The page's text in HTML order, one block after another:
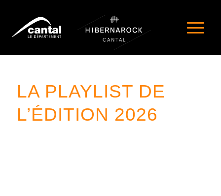
LA PLAYLIST DE
L’ÉDITION 2026